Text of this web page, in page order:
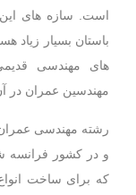
است. سازه های این
باستان بسیار زیاد
های مهندسی
مهندسین عمران در
و در کشور فرانسه
که برای ساخت